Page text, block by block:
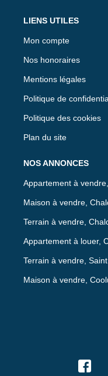
LIENS UTILES
Mon compte
Nos honoraires
Mentions légales
Politique de
Politique des cookies
Plan du site
NOS ANNONCES
Appartement à
Maison à vendre,
Terrain à vendre,
Appartement à louer,
Terrain à vendre,
Maison à vendre,